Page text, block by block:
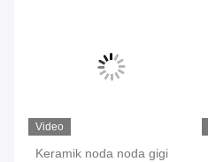
Video
Keramik noda noda gigi